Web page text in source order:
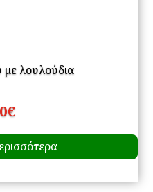
με λουλούδια
€